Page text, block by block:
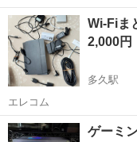
Wi-Fiま
2,000円
多久駅
エレコム
佐賀 多久市
ゲーミ